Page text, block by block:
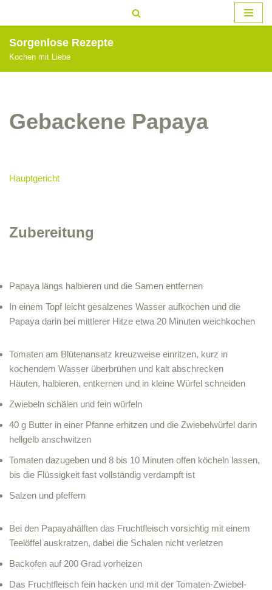
Inhalt
springen
Sorgenlose Rezepte
Kochen mit Liebe
Gebackene Papaya
Hauptgericht
Zubereitung
Papaya längs halbieren und die Samen entfernen
In einem Topf leicht gesalzenes Wasser aufkochen und die
Papaya darin bei mittlerer Hitze etwa 20 Minuten weichkochen
Tomaten am Blütenansatz kreuzweise einritzen, kurz in
kochendem Wasser überbrühen und kalt abschrecken
Häuten, halbieren, entkernen und in kleine Würfel schneiden
Zwiebeln schälen und fein würfeln
40 g Butter in einer Pfanne erhitzen und die Zwiebelwürfel darin
hellgelb anschwitzen
Tomaten dazugeben und 8 bis 10 Minuten offen köcheln lassen,
bis die Flüssigkeit fast vollständig verdampft ist
Salzen und pfeffern
Bei den Papayahälften das Fruchtfleisch vorsichtig mit einem
Teelöffel auskratzen, dabei die Schalen nicht verletzen
Backofen auf 200 Grad vorheizen
Das Fruchtfleisch fein hacken und mit der Tomaten-Zwiebel-